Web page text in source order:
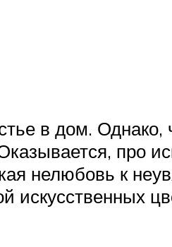
в дом. Однако,
про
нелюбовь к
искусственных